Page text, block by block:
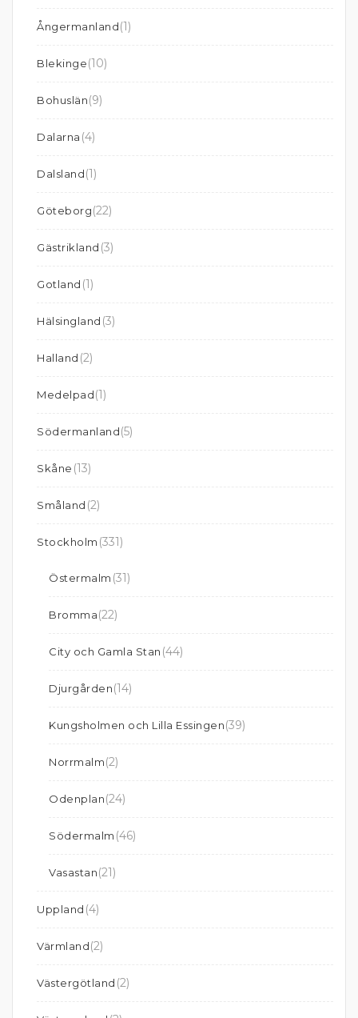
Ångermanland(1)
Blekinge(10)
Bohuslän(9)
Dalarna (4)
Dalsland(1)
Göteborg(22)
Gästrikland (3)
Gotland (1)
Hälsingland (3)
Halland (2)
Medelpad(1)
Södermanland(5)
Skåne (13)
Småland (2)
Stockholm (331)
Östermalm (31)
Bromma(22)
City och Gamla Stan (44)
Djurgården(14)
Kungsholmen och Lilla Essingen(39)
Norrmalm(2)
Odenplan(24)
Södermalm (46)
Vasastan(21)
Uppland (4)
Värmland(2)
Västergötland (2)